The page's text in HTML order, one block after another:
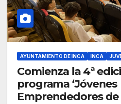
AYUNTAMIENTO DE INCA INCA
Comienza la 4ª
programa ‘Jóvenes
Emprendedores de